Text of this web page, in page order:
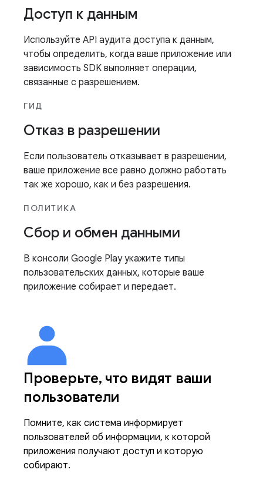
Доступ к данным
Используйте API аудита доступа к данным,
чтобы определить, когда ваше приложение или
зависимость SDK выполняет операции,
связанные с разрешением.
ГИД
Отказ в разрешении
Если пользователь отказывает в разрешении,
ваше приложение все равно должно работать
так же хорошо, как и без разрешения.
ПОЛИТИКА
Сбор и обмен данными
В консоли Google Play укажите типы
пользовательских данных, которые ваше
приложение собирает и передает.
Проверьте, что видят ваши
пользователи
Помните, как система информирует
пользователей об информации, к которой
приложения получают доступ и которую
собирают.